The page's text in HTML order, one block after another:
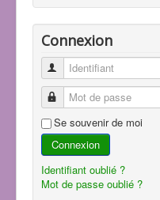
Connexion
Identifiant
Mot de passe
Se souvenir de moi
Connexion
Identifiant oublié ?
Mot de passe oublié ?